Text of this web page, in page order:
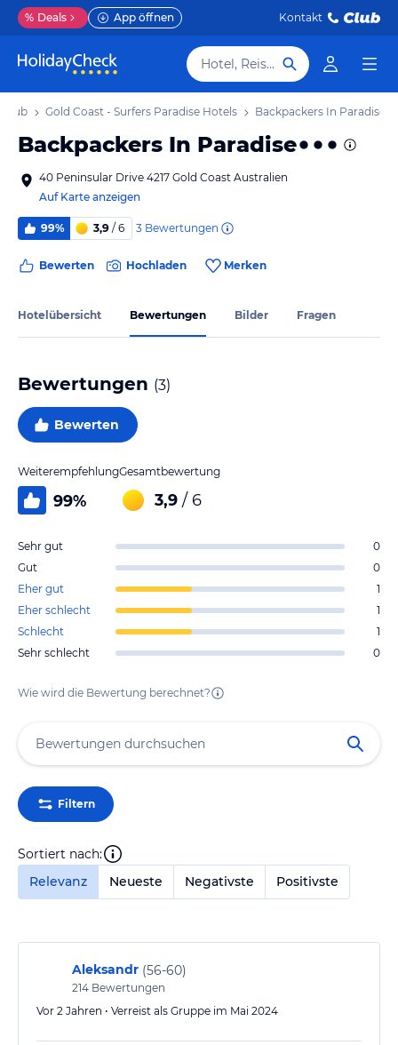
% Deals App öffnen Kontakt
Hotel, Reiseziel
Gold Coast - Surfers Paradise Hotels Backpackers In Paradise
Backpackers In Paradise
40 Peninsular Drive 4217 Gold Coast Australien
Auf Karte anzeigen
99% 3,9 / 6 3 Bewertungen
Bewerten Hochladen Merken
Hotelübersicht Bewertungen Bilder Fragen
Bewertungen (3)
Bewerten
Weiterempfehlung
99%
Gesamtbewertung
3,9 / 6
Sehr gut
0
Gut
0
Eher gut
1
Eher schlecht
1
Schlecht
1
Sehr schlecht
0
Wie wird die Bewertung berechnet?
Filtern
Sortiert nach:
Relevanz
Neueste Negativste Positivste
Aleksandr (56-60)
214 Bewertungen
Vor 2 Jahren • Verreist als Gruppe im Mai 2024